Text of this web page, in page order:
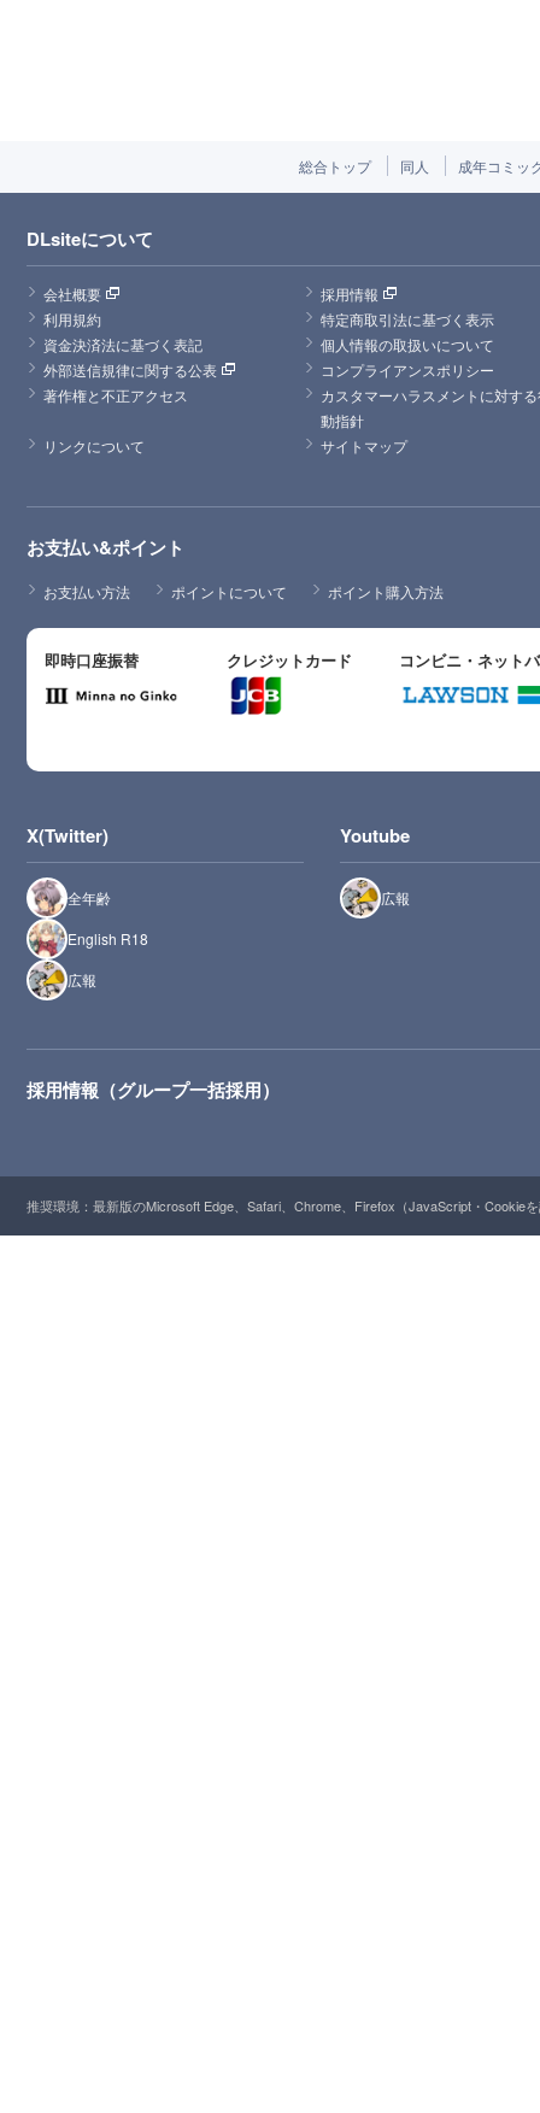
総合トップ 同人 成年コミッ
DLsiteについて
会社概要
採用情報
利用規約
特定商取引法に基づく表示
資金決済法に基づく表記
個人情報の取扱いについて
外部送信規律に関する公表
コンプライアンスポリシー
著作権と不正アクセス
カスタマーハラスメントに対す
動指針
リンクについて
サイトマップ
お支払い&ポイント
お支払い方法 ポイントについて ポイント購入方法
即時口座振替 クレジットカード コンビニ・ネット
X(Twitter)
全年齢
English R18
広報
Youtube
広報
採用情報（グループ一括採用）
推奨環境：最新版のMicrosoft Edge、Safari、Chrome、Firefox（JavaScript・Cookie